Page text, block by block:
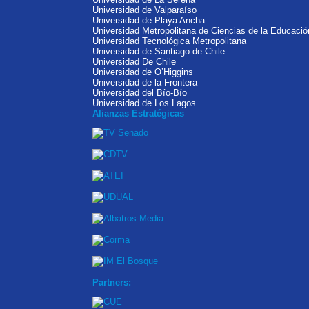
Universidad de Valparaíso
Universidad de Playa Ancha
Universidad Metropolitana de Ciencias de la
Universidad Tecnológica Metropolitana
Universidad de Santiago de Chile
Universidad De Chile
Universidad de O’Higgins
Universidad de la Frontera
Universidad del Bío-Bío
Universidad de Los Lagos
Alianzas Estratégicas
Partners: